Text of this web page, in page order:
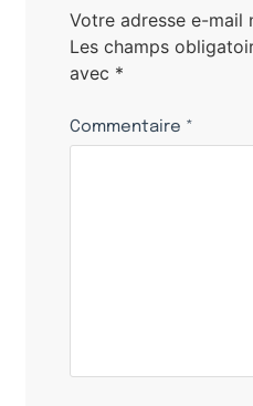
Votre adresse e-mail
Les champs
avec *
Commentaire *